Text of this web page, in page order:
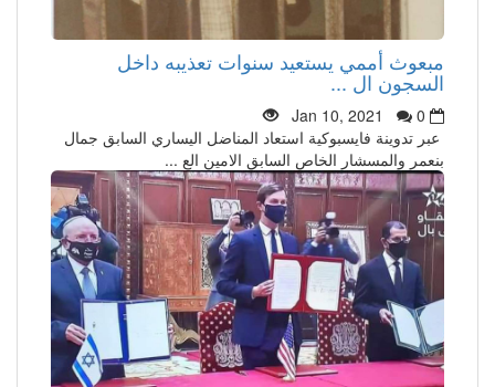
مبعوث أممي يستعيد سنوات تعذيبه داخل
السجون ال ...
Jan 10, 2021
0
عبر تدوينة فايسبوكية استعاد المناضل اليساري السابق جمال
بنعمر والمسشار الخاص السابق الامين الع ...